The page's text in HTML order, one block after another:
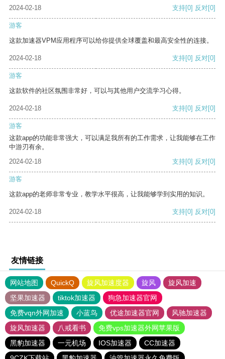
2024-02-18 支持[0] 反对[0]
游客
这款加速器VPM应用程序可以给你提供全球覆盖和最高安全性的连接。
2024-02-18 支持[0] 反对[0]
游客
这款软件的社区氛围非常好，可以与其他用户交流学习心得。
2024-02-18 支持[0] 反对[0]
游客
这款app的功能非常强大，可以满足我所有的工作需求，让我能够在工作
中游刃有余。
2024-02-18
支持[0] 反对[0]
游客
这款app的老师非常专业，教学水平很高，让我能够学到实用的知识。
2024-02-18 支持[0] 反对[0]
友情链接
网站地图 QuickQ 旋风加速度器 旋风
旋风加速
坚果加速器
tiktok加速器
狗急加速器官网
免费vqn外网加速
小蓝鸟 优途加速器官网
风驰加速器
旋风加速器
八戒看书
免费vps加速器外网苹果版
黑豹加速器
一元机场 IOS加速器
CC加速器